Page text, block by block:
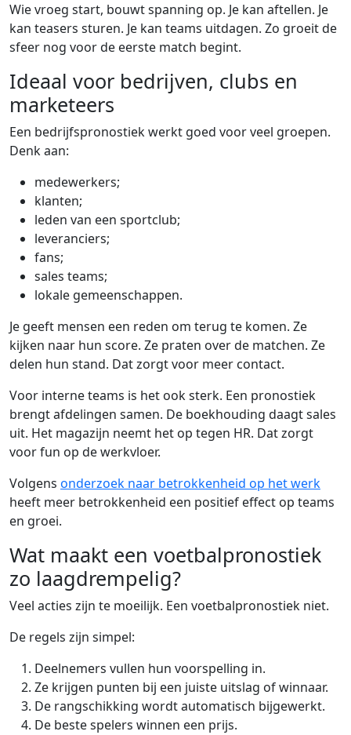
Wie vroeg start, bouwt spanning op. Je kan aftellen. Je
kan teasers sturen. Je kan teams uitdagen. Zo groeit de
sfeer nog voor de eerste match begint.
Ideaal voor bedrijven, clubs en
marketeers
Een bedrijfspronostiek werkt goed voor veel groepen.
Denk aan:
medewerkers;
klanten;
leden van een sportclub;
leveranciers;
fans;
sales teams;
lokale gemeenschappen.
Je geeft mensen een reden om terug te komen. Ze
kijken naar hun score. Ze praten over de matchen. Ze
delen hun stand. Dat zorgt voor meer contact.
Voor interne teams is het ook sterk. Een pronostiek
brengt afdelingen samen. De boekhouding daagt sales
uit. Het magazijn neemt het op tegen HR. Dat zorgt
voor fun op de werkvloer.
Volgens onderzoek naar betrokkenheid op het werk
heeft meer betrokkenheid een positief effect op teams
en groei.
Wat maakt een voetbalpronostiek
zo laagdrempelig?
Veel acties zijn te moeilijk. Een voetbalpronostiek niet.
De regels zijn simpel:
Deelnemers vullen hun voorspelling in.
Ze krijgen punten bij een juiste uitslag of winnaar.
De rangschikking wordt automatisch bijgewerkt.
De beste spelers winnen een prijs.